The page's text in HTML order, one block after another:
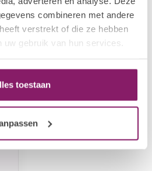
combineren met andere
verstrekt of die ze hebben
gebruik van hun services.
toestaan
BY BO.
Gel
€13,50